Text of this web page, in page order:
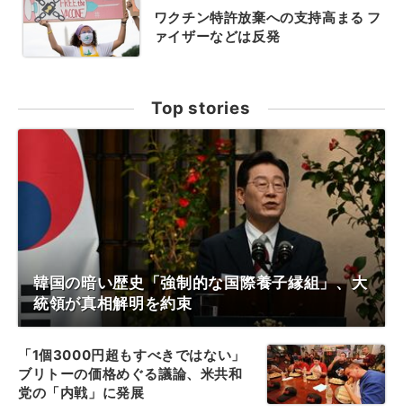
ワクチン特許放棄への支持高まる フ
ァイザーなどは反発
Top stories
韓国の暗い歴史「強制的な国際養子縁組」、大
統領が真相解明を約束
「1個3000円超もすべきではない」
ブリトーの価格めぐる議論、米共和
党の「内戦」に発展